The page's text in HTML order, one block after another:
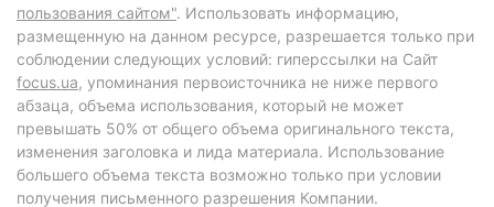
пользования сайтом". Использовать информацию,
размещенную на данном ресурсе, разрешается только при
соблюдении следующих условий: гиперссылки на Сайт
focus.ua, упоминания первоисточника не ниже первого
абзаца, объема использования, который не может
превышать 50% от общего объема оригинального текста,
изменения заголовка и лида материала. Использование
большего объема текста возможно только при условии
получения письменного разрешения Компании.